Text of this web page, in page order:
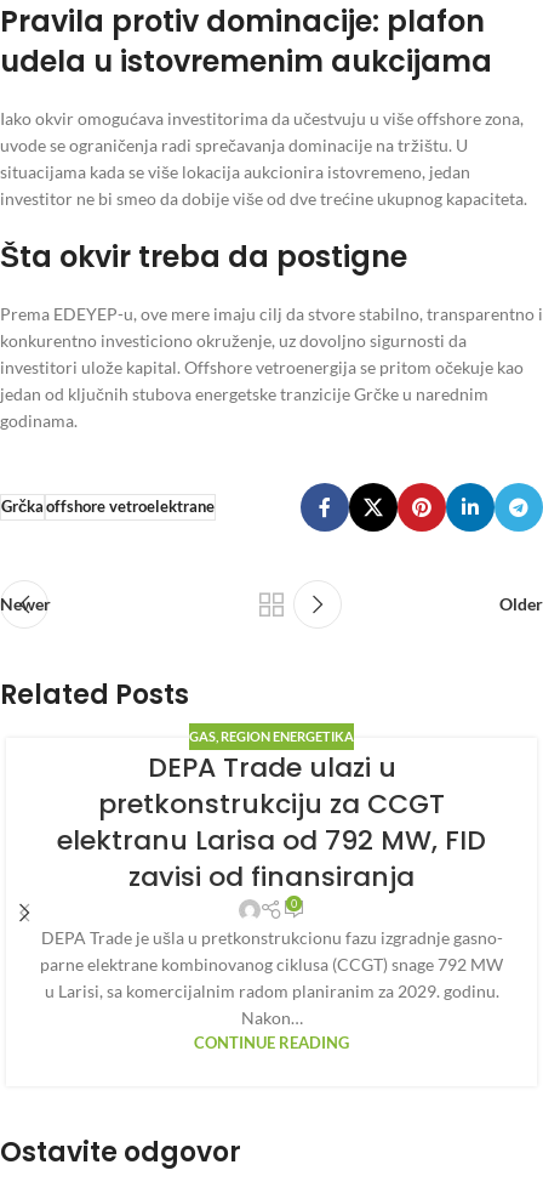
Pravila protiv dominacije: plafon
udela u istovremenim aukcijama
Iako okvir omogućava investitorima da učestvuju u više offshore zona,
uvode se ograničenja radi sprečavanja dominacije na tržištu. U
situacijama kada se više lokacija aukcionira istovremeno, jedan
investitor ne bi smeo da dobije više od dve trećine ukupnog kapaciteta.
Šta okvir treba da postigne
Prema EDEYEP-u, ove mere imaju cilj da stvore stabilno, transparentno i
konkurentno investiciono okruženje, uz dovoljno sigurnosti da
investitori ulože kapital. Offshore vetroenergija se pritom očekuje kao
jedan od ključnih stubova energetske tranzicije Grčke u narednim
godinama.
Grčka offshore vetroelektrane
Newer Older
Related Posts
GAS REGION ENERGETIKA
DEPA Trade ulazi u
pretkonstrukciju za CCGT
elektranu Larisa od 792 MW, FID
zavisi od finansiranja
0
DEPA Trade je ušla u pretkonstrukcionu fazu izgradnje gasno-
parne elektrane kombinovanog ciklusa (CCGT) snage 792 MW
u Larisi, sa komercijalnim radom planiranim za 2029. godinu.
Nakon…
CONTINUE READING
Ostavite odgovor